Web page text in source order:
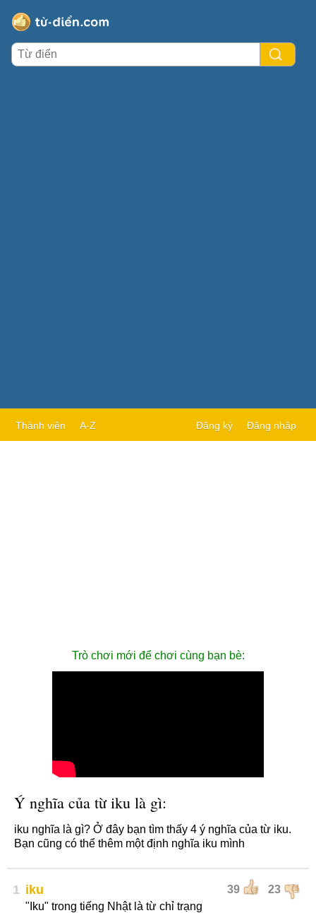
Thành viên A-Z Đăng ký Đăng nhập
Trò chơi mới để chơi cùng bạn bè:
Ý nghĩa của từ iku là gì:
iku nghĩa là gì? Ở đây bạn tìm thấy 4 ý nghĩa của từ iku.
Bạn cũng có thể thêm một định nghĩa iku mình
1 39 23
iku
"Iku" trong tiếng Nhật là từ chỉ trạng